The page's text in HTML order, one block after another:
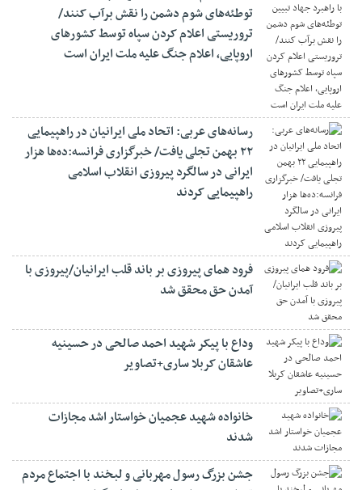
توطئه‌های شوم دشمن را نقش برآب کنند/
تروریستی اعلام کردن سپاه توسط کشورهای
اروپایی، اعلام جنگ علیه ملت ایران است
رسانه‌های عربی: اتحاد ملی ایرانیان در راهپیمایی
۲۲ بهمن تجلی یافت/ خبرگزاری فرانسه:ده‌ها هزار
ایرانی در سالگرد پیروزی انقلاب اسلامی
راهپیمایی کردند
فرود همای پیروزی بر باند قلب ایرانیان/پیروزی با
آمدن حق محقق شد
وداع با پیکر شهید احمد صالحی‌ در حسینیه
عاشقان کربلا ساری+تصاویر
خانواده شهید عجمیان خواستار اشد مجازات
شدند
جشن بزرگ رسول مهربانی و لبخند با اجتماع مردم